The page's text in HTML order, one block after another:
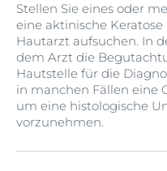
Stellen Sie eines oder
eine aktinische Keratose
Hautarzt aufsuchen. In
dem Arzt die
Hautstelle für die
in manchen Fällen eine
um eine histologische
vorzunehmen.